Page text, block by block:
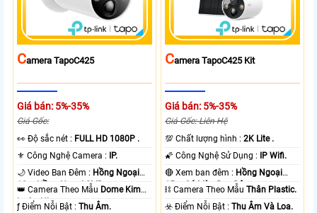
CAmera TapoC425
Giá bán: 5%-35%
Giá Gốc:
️👀 Độ sắc nét : FULL HD 1080P .
⚜️ Công Nghệ Camera :
IP.
🌙 Video Ban Đêm : Hồng Ngoại
10m Hồng Ngoại SMD.
👑 Camera Theo Mẫu Dome Kim
loại + Nhựa.
️ƒ Điểm Nỗi Bật :Thu Âm.
CAmera TapoC425 Kit
Giá bán: 5%-35%
Giá Gốc: Liên Hệ
💯 Chất lượng hình :2K Lite .
🌠 Công Nghệ Sử Dụng :
IP Wifi.
🔴 Xem ban đêm : Hồng Ngoại
15m Có Màu Ban Ðêm.
⛓ Camera Theo MẫuThân Plastic.
️☣️ Điểm Nỗi Bật :Thu Âm Và Loa.